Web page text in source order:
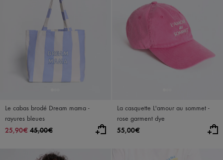
Le cabas brodé Dream mama -
rayures bleues
25,90€ 45,00€
La casquette L'amour au sommet -
rose garment dye
55,00€